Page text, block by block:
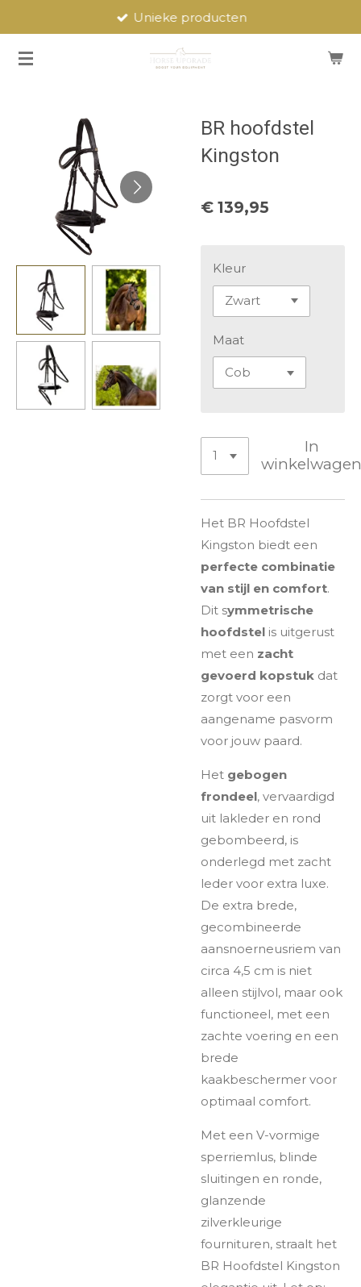
naar
Unieke producten
BR hoofdstel
Kingston
€ 139,95
Kleur
Maat
In
Het BR Hoofdstel
Kingston biedt een
perfecte combinatie
van stijl en comfort.
Dit symmetrische
hoofdstel is uitgerust
met een zacht
gevoerd kopstuk dat
zorgt voor een
aangename pasvorm
voor jouw paard.
Het gebogen
frondeel, vervaardigd
uit lakleder en rond
gebombeerd, is
onderlegd met zacht
leder voor extra luxe.
De extra brede,
gecombineerde
aansnoerneusriem van
circa 4,5 cm is niet
alleen stijlvol, maar ook
functioneel, met een
zachte voering en een
brede
kaakbeschermer voor
optimaal comfort.
Met een V-vormige
sperriemlus, blinde
sluitingen en ronde,
glanzende
zilverkleurige
fournituren, straalt het
BR Hoofdstel Kingston